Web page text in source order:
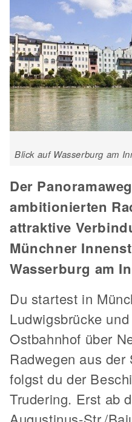
Blick auf Wasserburg am
Der
ambitionierten
attraktive
Münchner
Wasserburg am
Du startest in
Ludwigsbrücke
Ostbahnhof über
Radwegen aus
folgst du der
Trudering. Erst ab